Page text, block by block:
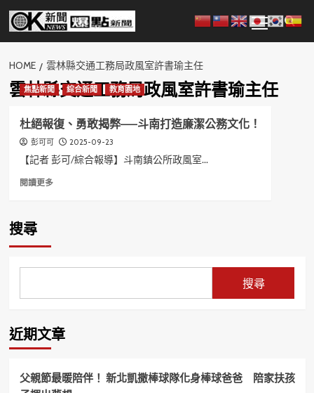
Skip
content
Menu
HOME 雲林縣交通工務局政風室許書瑜主任
雲林縣交通工務局政風室許書瑜主任
焦點新聞 綜合新聞 教育園地
杜絕報復、勇敢揭弊——斗南打造廉潔公務文化！
彭可可 2025-09-23
【記者 彭可/綜合報導】斗南鎮公所政風室...
閱讀更多Read
揭
——
斗
造
搜尋
搜尋
近期文章
父親節最暖陪伴！ 新北凱撒棒球隊化身棒球爸爸 陪家扶孩